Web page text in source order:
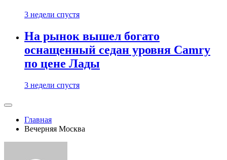
3 недели спустя
На рынок вышел богато
оснащенный седан уровня Camry
по цене Лады
3 недели спустя
Главная
Вечерняя Москва